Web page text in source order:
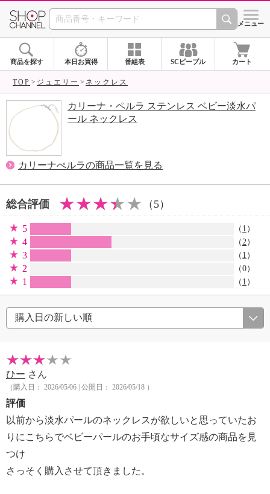
SHOP CHANNEL シメニュー
商品を探す 本日お買得 番組表 SCピープル カート
TOP ジュエリー ネックレス
カリーナ・ペルラ ステンレス ベビー淡水パ
ール ネックレス
カリーナぺルラの商品一覧を見る
総合評価 （5）
5 （ 1 ）
4 （2）
3 （ 1 ）
2 （0）
1 （ 1 ）
ひー さん
（購入日： 2026/05/06 | 公開日： 2026/05/18 ）
評価
以前から淡水パールのネックレスが欲しいと思っていたお
りにこちらでベビーパールのお手頃なサイズ感の商品を見
つけ
さっそく購入させて頂きました。